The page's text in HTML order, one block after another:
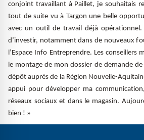
conjoint travaillant à Paillet, je souhaitais
tout de suite vu à Targon une belle
avec un outil de travail déjà opérationnel.
d’investir, notamment dans de nouveaux
l’Espace Info Entreprendre. Les conseillers
le montage de mon dossier de demande
dépôt auprès de la Région Nouvelle-
appui pour développer ma
réseaux sociaux et dans le magasin.
bien ! »